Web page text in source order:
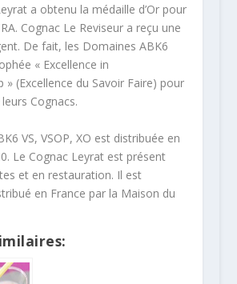
a obtenu la médaille d’Or pour
Cognac Le Reviseur a reçu une
De fait, les Domaines ABK6
« Excellence in
» (Excellence du Savoir Faire) pour
Cognacs.
VS, VSOP, XO est distribuée en
Le Cognac Leyrat est présent
et en restauration. Il est
en France par la Maison du